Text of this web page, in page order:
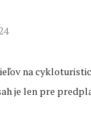
na
je len pre